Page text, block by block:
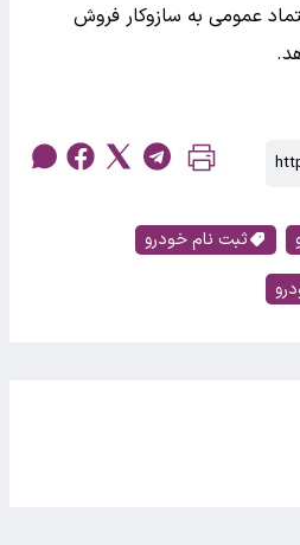
عمومی به سازوکار فروش
ثبت نام خودرو